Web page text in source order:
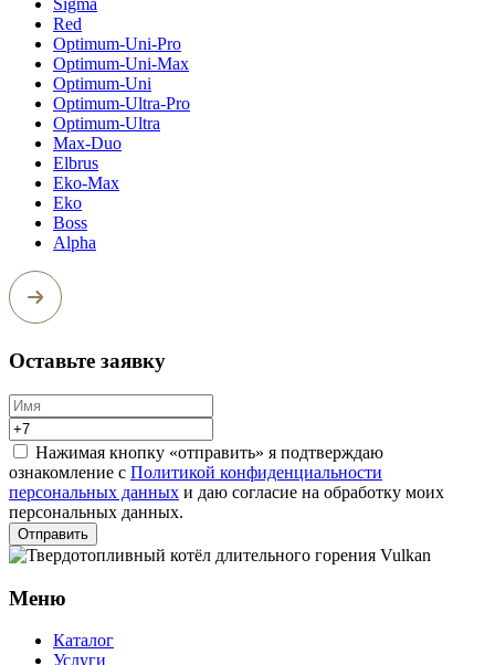
Sigma
Red
Optimum-Uni-Pro
Optimum-Uni-Max
Optimum-Uni
Optimum-Ultra-Pro
Optimum-Ultra
Max-Duo
Elbrus
Eko-Max
Eko
Boss
Alpha
Оставьте заявку
Нажимая кнопку «отправить» я подтверждаю
ознакомление с Политикой конфиденциальности
персональных данных и даю согласие на обработку моих
персональных данных.
Отправить
Меню
Каталог
Услуги